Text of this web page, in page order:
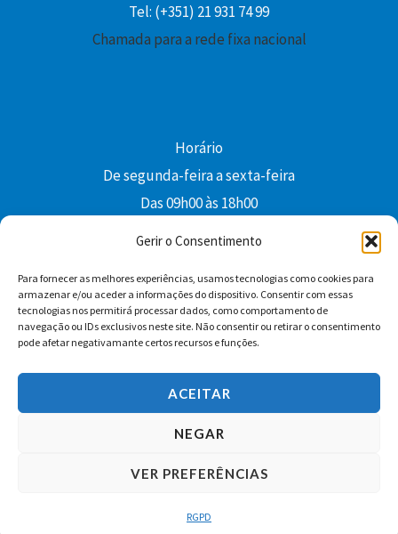
Gerir o Consentimento
Para fornecer as melhores experiências, usamos tecnologias como cookies para
armazenar e/ou aceder a informações do dispositivo. Consentir com essas
tecnologias nos permitirá processar dados, como comportamento de
navegação ou IDs exclusivos neste site. Não consentir ou retirar o consentimento
pode afetar negativamante certos recursos e funções.
ACEITAR
NEGAR
VER PREFERÊNCIAS
RGPD
Tel: (+351) 21 931 74 99
Chamada para a rede fixa nacional
Horário
De segunda-feira a sexta-feira
Das 09h00 às 18h00
Facebook YouTube Instagram
Whatsapp
Condições Gerais de Venda
Copyright © 2026 Edições Colibri